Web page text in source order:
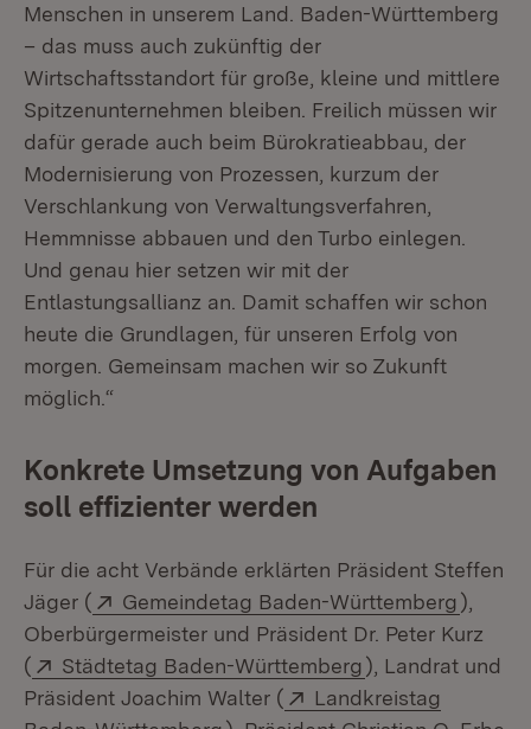
Menschen in unserem Land. Baden-Württemberg
– das muss auch zukünftig der
Wirtschaftsstandort für große, kleine und mittlere
Spitzenunternehmen bleiben. Freilich müssen wir
dafür gerade auch beim Bürokratieabbau, der
Modernisierung von Prozessen, kurzum der
Verschlankung von Verwaltungsverfahren,
Hemmnisse abbauen und den Turbo einlegen.
Und genau hier setzen wir mit der
Entlastungsallianz an. Damit schaffen wir schon
heute die Grundlagen, für unseren Erfolg von
morgen. Gemeinsam machen wir so Zukunft
möglich.“
Konkrete Umsetzung von Aufgaben
soll effizienter werden
Für die acht Verbände erklärten Präsident Steffen
Jäger (
Extern:
Gemeindetag Baden-Württemberg),
Oberbürgermeister und Präsident Dr. Peter Kurz
(
Extern:
Städtetag Baden-Württemberg(Öffnet in
), Landrat und
Präsident Joachim Walter (
Extern:
Landkreistag